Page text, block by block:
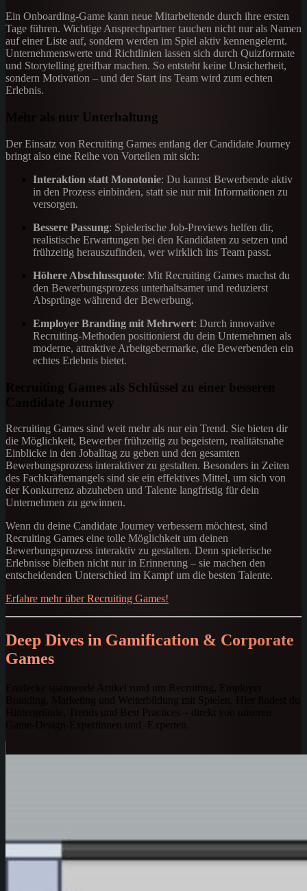
Ein Onboarding-Game kann neue Mitarbeitende durch ihre ersten
Tage führen. Wichtige Ansprechpartner tauchen nicht nur als Namen
auf einer Liste auf, sondern werden im Spiel aktiv kennengelernt.
Unternehmenswerte und Richtlinien lassen sich durch Quizformate
und Storytelling greifbar machen. So entsteht keine Unsicherheit,
sondern Motivation – und der Start ins Team wird zum echten
Erlebnis.
Mehr als nur Unterhaltung
Der Einsatz von Recruiting Games entlang der Candidate Journey
bringt also eine Reihe von Vorteilen mit sich:
Interaktion statt Monotonie: Du kannst Bewerbende aktiv
in den Prozess einbinden, statt sie nur mit Informationen zu
versorgen.
Bessere Passung: Spielerische Job-Previews helfen dir,
realistische Erwartungen bei den Kandidaten zu setzen und
frühzeitig herauszufinden, wer wirklich ins Team passt.
Höhere Abschlussquote: Mit Recruiting Games machst du
den Bewerbungsprozess unterhaltsamer und reduzierst
Absprünge während der Bewerbung.
Employer Branding mit Mehrwert: Durch innovative
Recruiting-Methoden positionierst du dein Unternehmen als
moderne, attraktive Arbeitgebermarke, die Bewerbenden ein
echtes Erlebnis bietet.
Recruiting Games als Schlüssel zu einer besseren
Candidate Journey
Recruiting Games sind weit mehr als nur ein Trend. Sie bieten dir
die Möglichkeit, Bewerber frühzeitig zu begeistern, realitätsnahe
Einblicke in den Joballtag zu geben und den gesamten
Bewerbungsprozess interaktiver zu gestalten. Besonders in Zeiten
des Fachkräftemangels sind sie ein effektives Mittel, um sich von
der Konkurrenz abzuheben und Talente langfristig für dein
Unternehmen zu gewinnen.
Wenn du deine Candidate Journey verbessern möchtest, sind
Recruiting Games eine tolle Möglichkeit um deinen
Bewerbungsprozess interaktiv zu gestalten. Denn spielerische
Erlebnisse bleiben nicht nur in Erinnerung – sie machen den
entscheidenden Unterschied im Kampf um die besten Talente.
Erfahre mehr über Recruiting Games!
Deep Dives in Gamification & Corporate
Games
Entdecke spannende Artikel rund um Recruiting, Employer
Branding, Marketing und Weiterbildung mit Spielen. Hier findest du
Hintergründe, Trends und Best Practices – direkt von unseren
Game-Design-Expertinnen und -Experten.